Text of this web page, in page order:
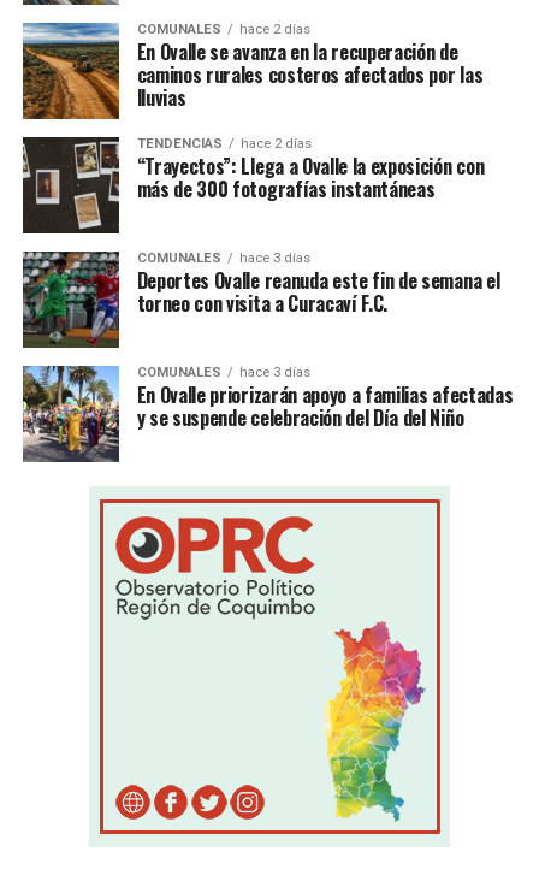
COMUNALES hace 2 días
En Ovalle se avanza en la recuperación de
caminos rurales costeros afectados por las
lluvias
TENDENCIAS hace 2 días
“Trayectos”: Llega a Ovalle la exposición con
más de 300 fotografías instantáneas
COMUNALES hace 3 días
Deportes Ovalle reanuda este fin de semana el
torneo con visita a Curacaví F.C.
COMUNALES hace 3 días
En Ovalle priorizarán apoyo a familias afectadas
y se suspende celebración del Día del Niño